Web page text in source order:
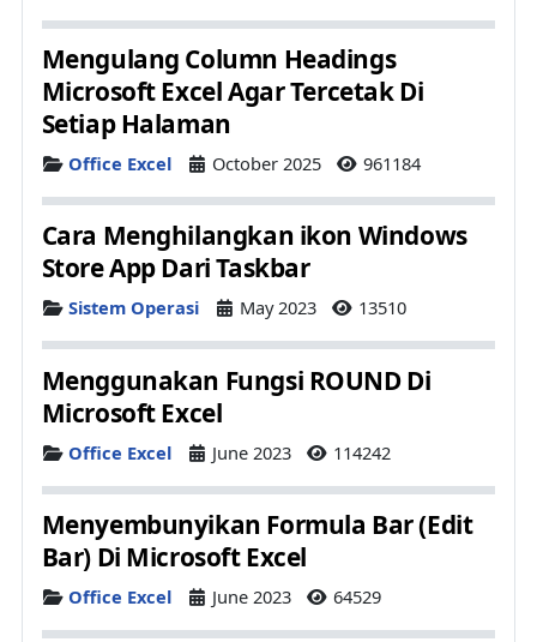
Mengulang Column Headings
Microsoft Excel Agar Tercetak Di
Setiap Halaman
Details
Office Excel October 2025 961184
Cara Menghilangkan ikon Windows
Store App Dari Taskbar
Details
Sistem Operasi May 2023 13510
Menggunakan Fungsi ROUND Di
Microsoft Excel
Details
Office Excel June 2023 114242
Menyembunyikan Formula Bar (Edit
Bar) Di Microsoft Excel
Details
Office Excel June 2023 64529